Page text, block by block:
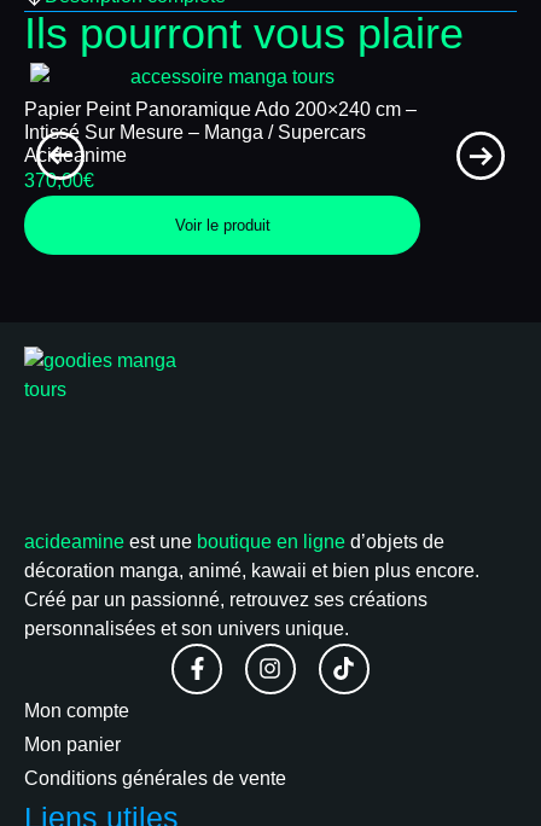
Ils pourront vous plaire
Papier Peint Panoramique Ado 200×240 cm –
Intissé Sur Mesure – Manga / Supercars
Acideanime
370,00€
Voir le produit
Kame House
350,00€
acideamine est une boutique en ligne d’objets de
décoration manga, animé, kawaii et bien plus encore.
Créé par un passionné, retrouvez ses créations
personnalisées et son univers unique.
Mon compte
Mon panier
Conditions générales de vente
Liens utiles